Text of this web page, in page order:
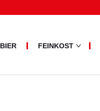
BIER FEINKOST